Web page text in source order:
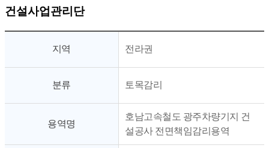
건설사업관리단
지역 전라권
분류 토목감리
용역명
호남고속철도 광주차량기지 건
설공사 전면책임감리용역